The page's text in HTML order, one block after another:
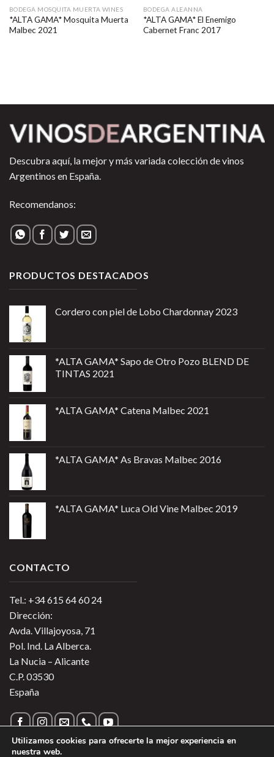
BODEGA MOSQUITA MUERTA WINES
*ALTA GAMA* Mosquita Muerta
Malbec 2021
BODEGA ALEANNA
*ALTA GAMA* El Enemigo
Cabernet Franc 2017
Descubra aquí, la mejor y más variada colección de vinos
Argentinos en España.
Recomendanos:
PRODUCTOS DESTACADOS
Cordero con piel de Lobo Chardonnay 2023
*ALTA GAMA* Sapo de Otro Pozo BLEND DE
TINTAS 2021
*ALTA GAMA* Catena Malbec 2021
*ALTA GAMA* As Bravas Malbec 2016
*ALTA GAMA* Luca Old Vine Malbec 2019
CONTACTO
Tel.: +34 615 64 60 24
Dirección:
Avda. Villajoyosa, 71
Pol. Ind. La Alberca.
La Nucia – Alicante
C.P. 03530
España
Utilizamos cookies para ofrecerte la mejor experiencia en
nuestra web.